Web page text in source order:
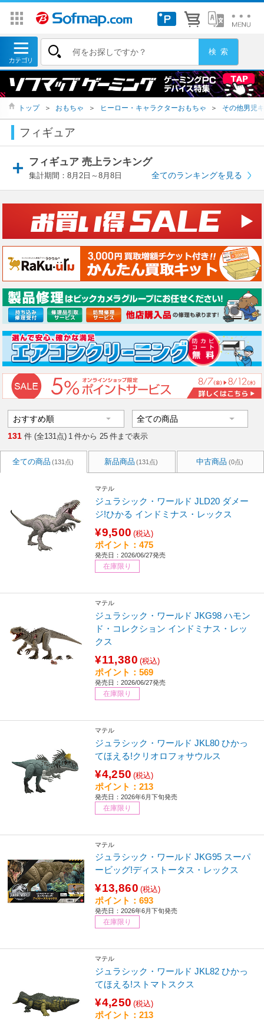
トップ ＞ おもちゃ ＞ ヒーロー・キャラクターおもちゃ ＞ その他男児
フィギュア
フィギュア 売上ランキング
集計期間：8月2日～8月8日 全てのランキングを見る
131 件 (全131点) 1 件から 25 件まで表示
全ての商品 (131点) 新品商品 (131点) 中古商品 (0点)
マテル
ジュラシック・ワールド JLD20 ダメー
ジ!ひかる インドミナス・レックス
¥9,500 (税込)
ポイント：475
発売日：2026/06/27発売
在庫限り
マテル
ジュラシック・ワールド JKG98 ハモン
ド・コレクション インドミナス・レッ
クス
¥11,380 (税込)
ポイント：569
発売日：2026/06/27発売
在庫限り
マテル
ジュラシック・ワールド JKL80 ひかっ
てほえる!クリオロフォサウルス
¥4,250 (税込)
ポイント：213
発売日：2026年6月下旬発売
在庫限り
マテル
ジュラシック・ワールド JKG95 スーパ
ービッグ!ディストータス・レックス
¥13,860 (税込)
ポイント：693
発売日：2026年6月下旬発売
在庫限り
マテル
ジュラシック・ワールド JKL82 ひかっ
てほえる!ストマトスクス
¥4,250 (税込)
ポイント：213